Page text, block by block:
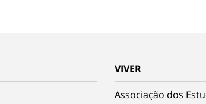
VIVER
Associação dos